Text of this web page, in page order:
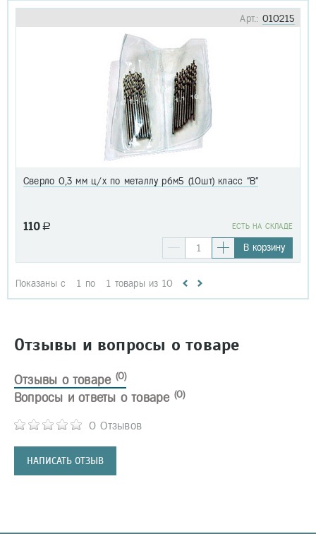
Арт.: 010215
Сверло 0,3 мм ц/х по металлу р6м5 (10шт) класс "В"
110 a EСТЬ НА СКЛАДЕ
В корзину
Показаны с 1 по 1 товары из 10
Отзывы и вопросы о товаре
Отзывы о товаре (0)
0 Отзывов
НАПИСАТЬ ОТЗЫВ
Вопросы и ответы о товаре (0)